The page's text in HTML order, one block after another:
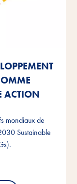
ACTION
mondiaux de
Sustainable
ACTION
mondiaux de
Sustainable
ACTION
mondiaux de
Sustainable